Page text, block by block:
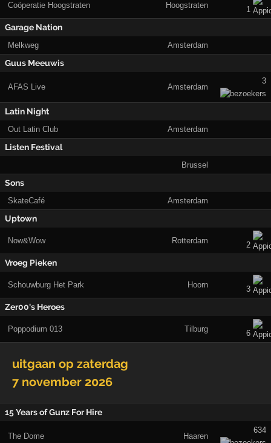
Coöperatie Hoogstraten Hoogstraten 1
Garage Nation
Melkweg Amsterdam
Guus Meeuwis
AFAS Live Amsterdam
3
Latin Night
Out Latin Club Amsterdam
Listen Festival
Brussel
Sons
SkateCafé Amsterdam
Uptown
Now&Wow Rotterdam 2
Vroeg Pieken
Schouwburg Het Park Hoorn 3
Zer00's Heroes
Poppodium 013 Tilburg 6
uitgaan op zaterdag
7 november 2026
15 Years of Gunz For Hire
The Dome Haaren
634